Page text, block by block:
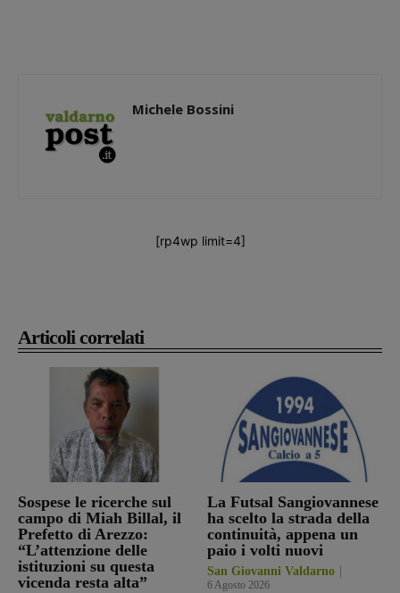
Articoli correlati
Sospese le ricerche sul
campo di Miah Billal, il
Prefetto di Arezzo:
“L’attenzione delle
istituzioni su questa
vicenda resta alta”
La Futsal Sangiovannese
ha scelto la strada della
continuità, appena un
paio i volti nuovi
San Giovanni Valdarno
6 Agosto 2026
Michele Bossini
[rp4wp limit=4]